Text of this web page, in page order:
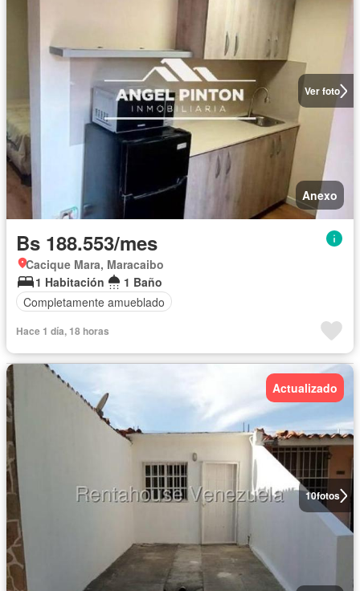
Ver foto
Anexo
Bs 188.553/mes
Cacique Mara, Maracaibo
1 Habitación
1 Baño
Completamente amueblado
Hace 1 día, 18 horas
10fotos
Actualizado